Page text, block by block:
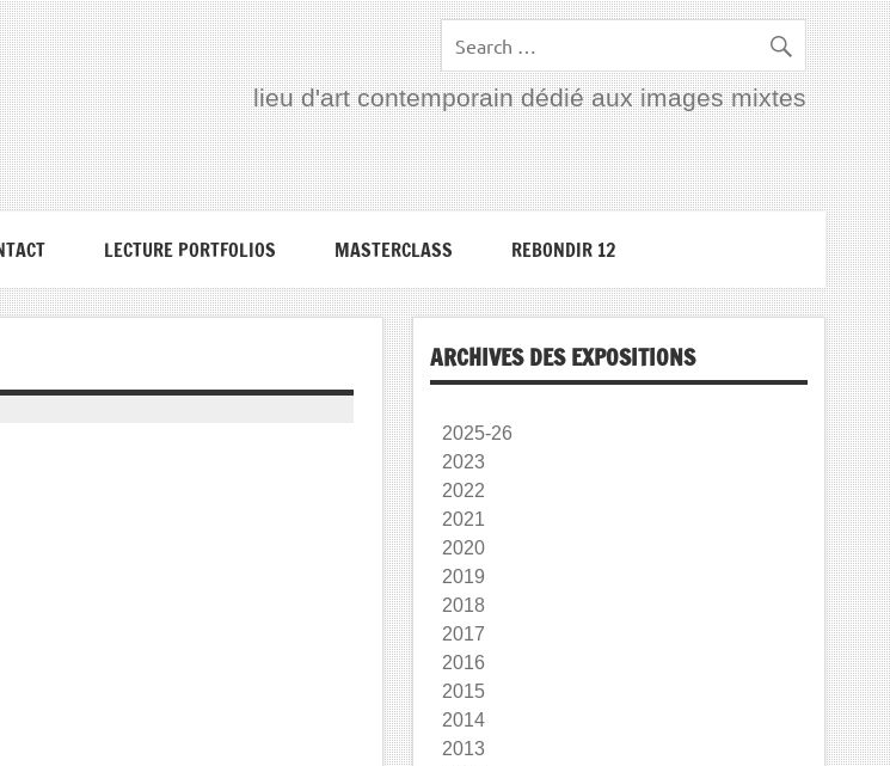
lieu d'art contemporain dédié aux images mixtes
LECTURE PORTFOLIOS MASTERCLASS REBONDIR 12
ARCHIVES DES EXPOSITIONS
2025-26
2023
2022
2021
2020
2019
2018
2017
2016
2015
2014
2013